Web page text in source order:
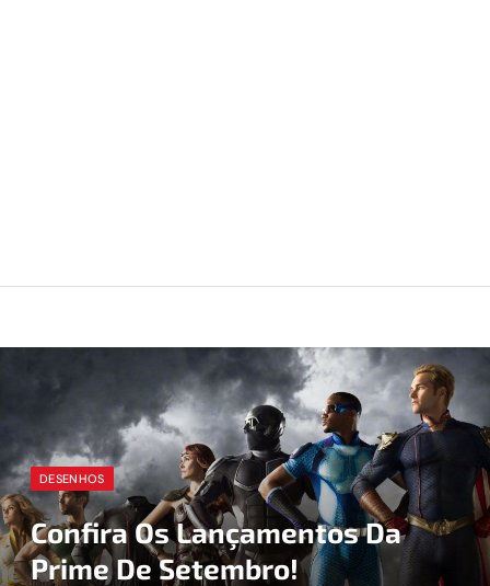
DESENHOS
Confira Os Lançamentos Da
Prime De Setembro!